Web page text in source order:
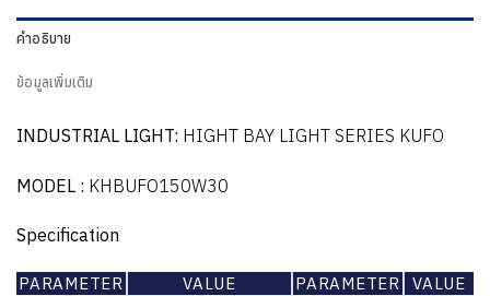
คำอธิบาย
ข้อมูลเพิ่มเติม
INDUSTRIAL LIGHT: HIGHT BAY LIGHT SERIES KUFO
MODEL : KHBUFO150W30
Specification
PARAMETER VALUE PARAMETER VALUE